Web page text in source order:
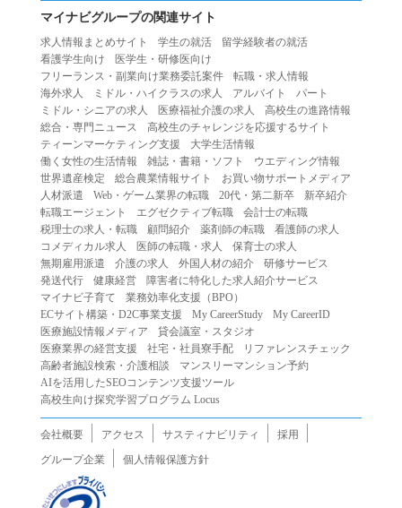
１.利用者は、本サービスを利用する上で次の各号に定める
とします。
（１）重複、虚偽の情報、または自己以外の情報を登録す
る行為
（２）第三者になりすまして本サービスを利用する行為
（３）当社または第三者の著作権等の知的財産権、プライ
バシー、その他の権利を侵害する行為
（４）当社または第三者を誹謗中傷する行為
（５）当社または第三者に不利益を与える行為
（６）営利を目的とした行為
（７）政治・選挙・宗教活動またはそれらに類する行為
（８）本サービスの運営を妨害する行為
（９）法令違反、犯罪行為、または公序良俗に反する行為
（１０）暴力的な要求行為、または法的な責任を超えた不
当な要求行為
（１１）その他当社が不適切であると判断する行為
２.当社は、前項の定めに該当する行為を行った利用者に対
の提供を停止または中断することができるものとします。
第５条（免責）
１.当社は、本サービスの利用（これらに伴う当社または第
三者の情報提供行為等を含みます）により、利用者に生じ
マイナビグループの関連サイト
求人情報まとめサイト 学生の就活
留学経験者の就活
看護学生向け
医学生・研修医向け
フリーランス・副業向け業務委託案件
転職・求人情報
海外求人
ミドル・ハイクラスの求人 アルバイト
パート
ミドル・シニアの求人
医療福祉介護の求人
高校生の進路情報
総合・専門ニュース
高校生のチャレンジを応援するサイト
ティーンマーケティング支援
大学生活情報
働く女性の生活情報
雑誌・書籍・ソフト
ウエディング情報
世界遺産検定
総合農業情報サイト
お買い物サポートメディア
人材派遣
Web・ゲーム業界の転職 20代・第二新卒
新卒紹介
転職エージェント
エグゼクティブ転職
会計士の転職
税理士の求人・転職
顧問紹介 薬剤師の転職
看護師の求人
コメディカル求人
医師の転職・求人
保育士の求人
無期雇用派遣
介護の求人 外国人材の紹介
研修サービス
発送代行
健康経営
障害者に特化した求人紹介サービス
マイナビ子育て
業務効率化支援（BPO）
ECサイト構築・D2C事業支援
My CareerStudy
My CareerID
医療施設情報メディア
貸会議室・スタジオ
医療業界の経営支援
社宅・社員寮手配
リファレンスチェック
高齢者施設検索・介護相談
マンスリーマンション予約
AIを活用したSEOコンテンツ支援ツール
高校生向け探究学習プログラム Locus
会社概要 アクセス サスティナビリティ
採用
グループ企業
個人情報保護方針